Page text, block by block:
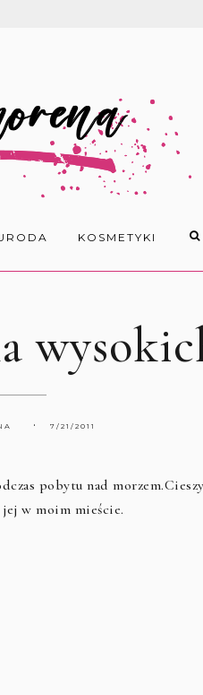
KOSMETYKI
7/21/2011
pobytu nad morzem.Cieszy
w moim mieście.